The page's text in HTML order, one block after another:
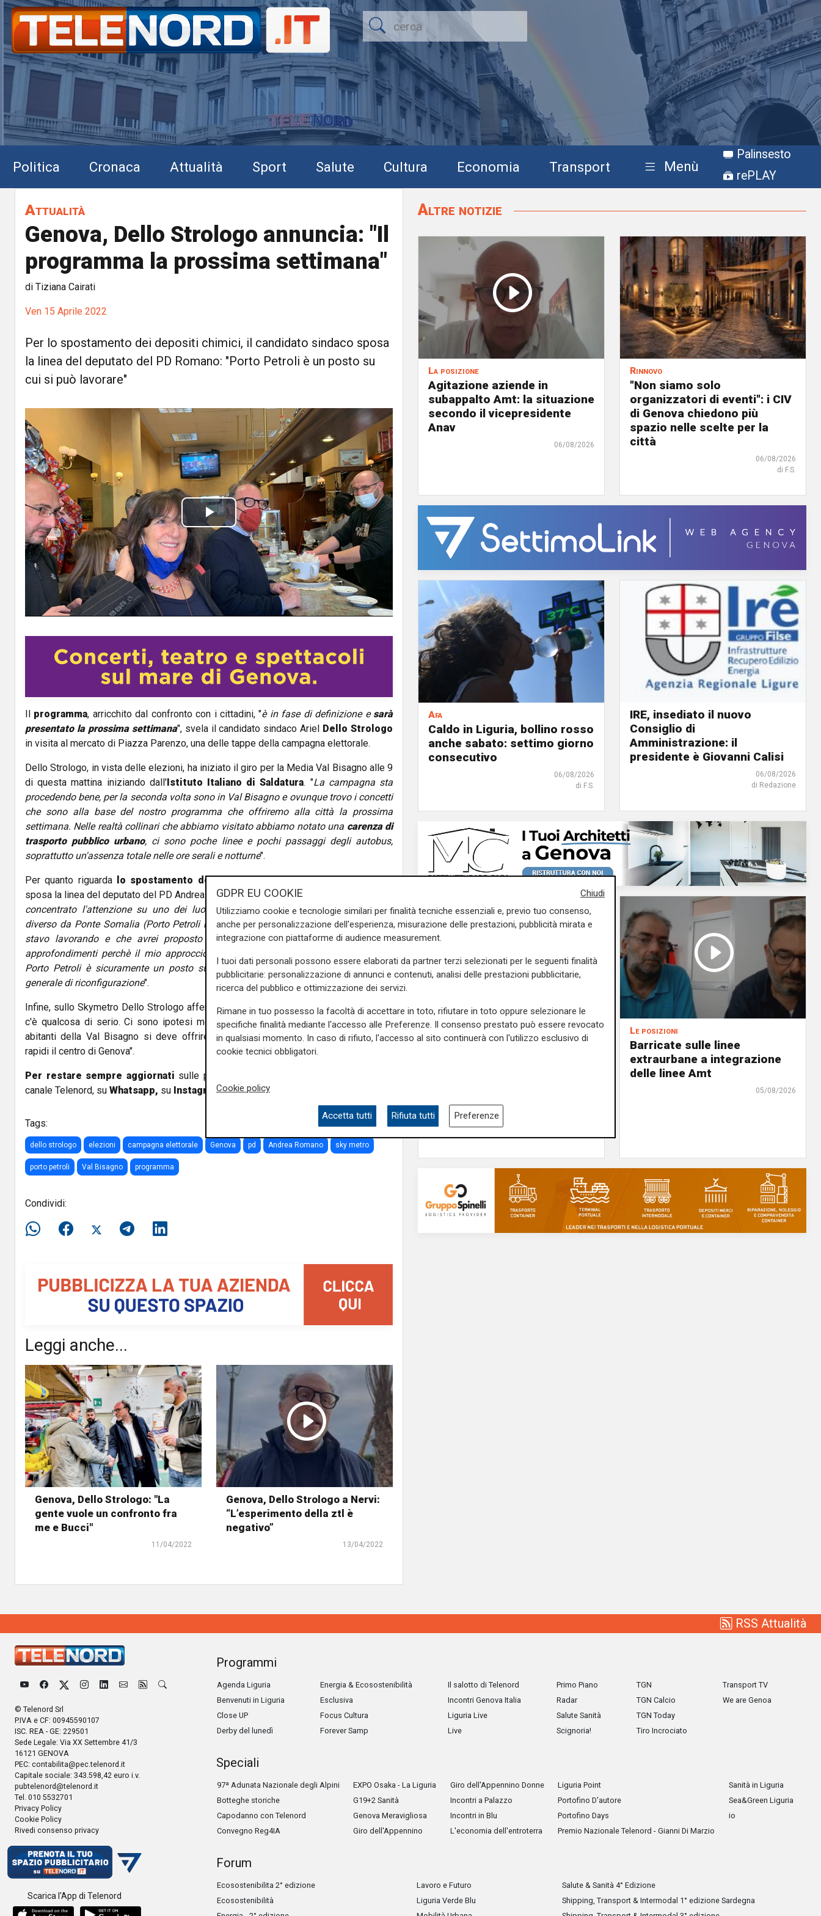
Politica Cronaca Attualità Sport Salute Cultura Economia Transport Menù
Palinsesto
rePLAY
Attualità
Genova, Dello Strologo annuncia: "Il
programma la prossima settimana"
di Tiziana Cairati
Ven 15 Aprile 2022
Per lo spostamento dei depositi chimici, il candidato sindaco sposa
la linea del deputato del PD Romano: "Porto Petroli è un posto su
cui si può lavorare"
P
a
y
V
i
d
e
o
Il programma, arricchito dal confronto con i cittadini, "è in fase di definizione e sarà
presentato la prossima settimana", svela il candidato sindaco Ariel Dello Strologo
in visita al mercato di Piazza Parenzo, una delle tappe della campagna elettorale.
Dello Strologo, in vista delle elezioni, ha iniziato il giro per la Media Val Bisagno alle 9
di questa mattina iniziando dall'Istituto Italiano di Saldatura. "La campagna sta
procedendo bene, per la seconda volta sono in Val Bisagno e ovunque trovo i concetti
che sono alla base del nostro programma che offriremo alla città la prossima
settimana. Nelle realtà collinari che abbiamo visitato abbiamo notato una carenza di
trasporto pubblico urbano, ci sono poche linee e pochi passaggi degli autobus,
soprattutto un'assenza totale nelle ore serali e notturne".
Per quanto riguarda lo spostamento dei depositi chimici,il candidato sindaco
sposa la linea del deputato del PD Andrea Romano: "Ho ascoltato il suoi intervento, ha
concentrato l'attenzione su uno dei luoghi di possibile destinazione dei depositi
diverso da Ponte Somalia (Porto Petroli ndr) e devo dire che è uno dei posti su cui
stavo lavorando e che avrei proposto nel momento in cui avessi esaurito gli
approfondimenti perchè il mio approccio è serio e non di propaganda elettoreale.
Porto Petroli è sicuramente un posto su cui si può lavorare, ma con una logica
generale di riconfigurazione".
Infine, sullo Skymetro Dello Strologo afferma: "Al momento è un'idea progettuale, non
c'è qualcosa di serio. Ci sono ipotesi molto invasive di cui leggo sui giornali. Agli
abitanti della Val Bisagno si deve offrire delle soluzioni per raggiungere in tempi
rapidi il centro di Genova".
Per restare sempre aggiornati sulle principali notizie sulla Liguria seguiteci sul
canale Telenord, su Whatsapp, su Instagram,suYoutube
Tags:
dello strologo elezioni campagna elettorale Genova pd Andrea Romano sky metro
porto petroli Val Bisagno programma
Condividi:
Leggi anche...
Genova, Dello Strologo: "La
gente vuole un confronto fra
me e Bucci"
11/04/2022
Genova, Dello Strologo a Nervi:
“L’esperimento della ztl è
negativo”
13/04/2022
Altre notizie
La posizione
Agitazione aziende in
subappalto Amt: la situazione
secondo il vicepresidente
Anav
06/08/2026
Rinnovo
"Non siamo solo
organizzatori di eventi": i CIV
di Genova chiedono più
spazio nelle scelte per la
città
06/08/2026
di F.S.
Afa
Caldo in Liguria, bollino rosso
anche sabato: settimo giorno
consecutivo
06/08/2026
di F.S.
IRE, insediato il nuovo
Consiglio di
Amministrazione: il
presidente è Giovanni Calisi
06/08/2026
di Redazione
Le novità
Ass. Viscogliosi a Telenord:
ampia area si affaccerà su
skate park"
Le posizioni
Barricate sulle linee
extraurbane a integrazione
delle linee Amt
05/08/2026
RSS Attualità
© Telenord Srl
P.IVA e CF: 00945590107
ISC. REA - GE: 229501
Sede Legale: Via XX Settembre 41/3
16121 GENOVA
PEC: contabilita@pec.telenord.it
Capitale sociale: 343.598,42 euro i.v.
pubtelenord@telenord.it
Tel. 010 5532701
Privacy Policy
Cookie Policy
Rivedi consenso privacy
Scarica l'App di Telenord
Programmi
Agenda Liguria
Benvenuti in Liguria
Close UP
Derby del lunedì
Energia & Ecosostenibilità
Esclusiva
Focus Cultura
Forever Samp
Il salotto di Telenord
Incontri Genova Italia
Liguria Live
Live
Primo Piano
Radar
Salute Sanità
Scignoria!
TGN
TGN Calcio
TGN Today
Tiro Incrociato
Transport TV
We are Genoa
Speciali
97ª Adunata Nazionale degli Alpini
Botteghe storiche
Capodanno con Telenord
Convegno Reg4IA
EXPO Osaka - La Liguria
G19+2 Sanità
Genova Meravigliosa
Giro dell'Appennino
Giro dell'Appennino Donne
Incontri a Palazzo
Incontri in Blu
L'economia dell'entroterra
Liguria Point
Portofino D'autore
Portofino Days
Premio Nazionale Telenord - Gianni Di Marzio
Sanità in Liguria
Sea&Green Liguria
io
Forum
Ecosostenibilita 2° edizione
Ecosostenibilità
Lavoro e Futuro
Liguria Verde Blu
Salute & Sanità 4° Edizione
Shipping, Transport & Intermodal 1° edizione Sardegna
Chiudi
GDPR EU COOKIE
Utilizziamo cookie e tecnologie similari per finalità tecniche essenziali e, previo tuo consenso,
anche per personalizzazione dell'esperienza, misurazione delle prestazioni, pubblicità mirata e
integrazione con piattaforme di audience measurement.
I tuoi dati personali possono essere elaborati da partner terzi selezionati per le seguenti finalità
pubblicitarie: personalizzazione di annunci e contenuti, analisi delle prestazioni pubblicitarie,
ricerca del pubblico e ottimizzazione dei servizi.
Rimane in tuo possesso la facoltà di accettare in toto, rifiutare in toto oppure selezionare le
specifiche finalità mediante l'accesso alle Preferenze. Il consenso prestato può essere revocato
in qualsiasi momento. In caso di rifiuto, l'accesso al sito continuerà con l'utilizzo esclusivo di
cookie tecnici obbligatori.
Cookie policy
Accetta tutti Rifiuta tutti Preferenze